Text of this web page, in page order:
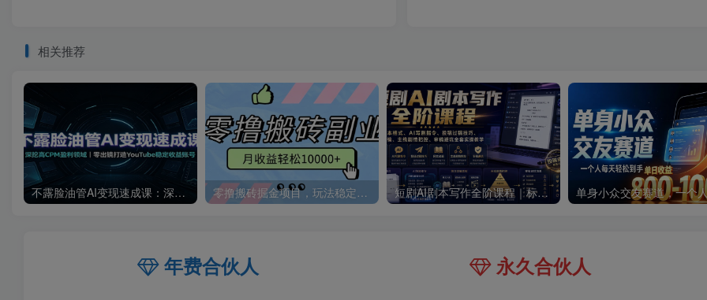
相关推荐
不露脸油管AI变现速成课：深挖高CPM盈利领域，零出镜打造YouTube稳定收益账号 零撸搬砖掘金项目，玩法稳定普通人可落地的长期副业，月收益轻松10000+ 短剧AI剧本写作全阶课程｜标准剧本格式、AI写剧指令、投稿过稿技巧、网文改编、主线剧情把控、审稿避坑全套实操教学
年费合伙人 永久合伙人